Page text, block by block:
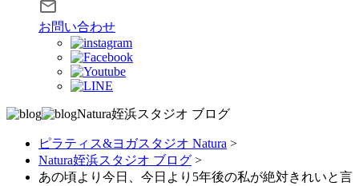
お問い合わせ
Natura姪浜スタジオ ブログ
ピラティス&ヨガスタジオ Natura >
Natura姪浜スタジオ ブログ >
あの頃より今日、今日より5年後の私が絶対きれいと言